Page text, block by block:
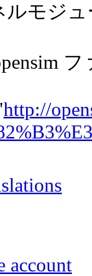
ルモジ
http://
account